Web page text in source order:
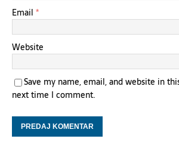
Email *
Website
Save my name, email, and website in
next time I comment.